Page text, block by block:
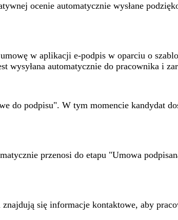
ocenie automatycznie wysłane
w aplikacji e-podpis w oparciu o
wysyłana automatycznie do pracownika i
do podpisu". W tym momencie kandydat
przenosi do etapu "Umowa
się informacje kontaktowe, aby